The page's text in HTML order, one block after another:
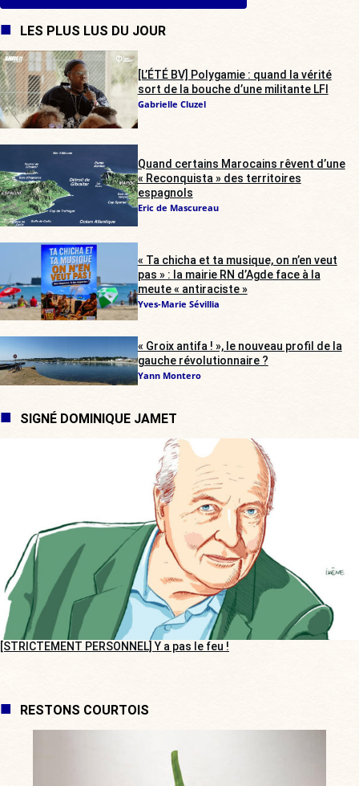
LES PLUS LUS DU JOUR
[L’ÉTÉ BV] Polygamie : quand la vérité
sort de la bouche d’une militante LFI
Gabrielle Cluzel
Quand certains Marocains rêvent d’une
« Reconquista » des territoires
espagnols
Eric de Mascureau
« Ta chicha et ta musique, on n’en veut
pas » : la mairie RN d’Agde face à la
meute « antiraciste »
Yves-Marie Sévillia
« Groix antifa ! », le nouveau profil de la
gauche révolutionnaire ?
Yann Montero
SIGNÉ DOMINIQUE JAMET
[STRICTEMENT PERSONNEL] Y a pas le feu !
RESTONS COURTOIS